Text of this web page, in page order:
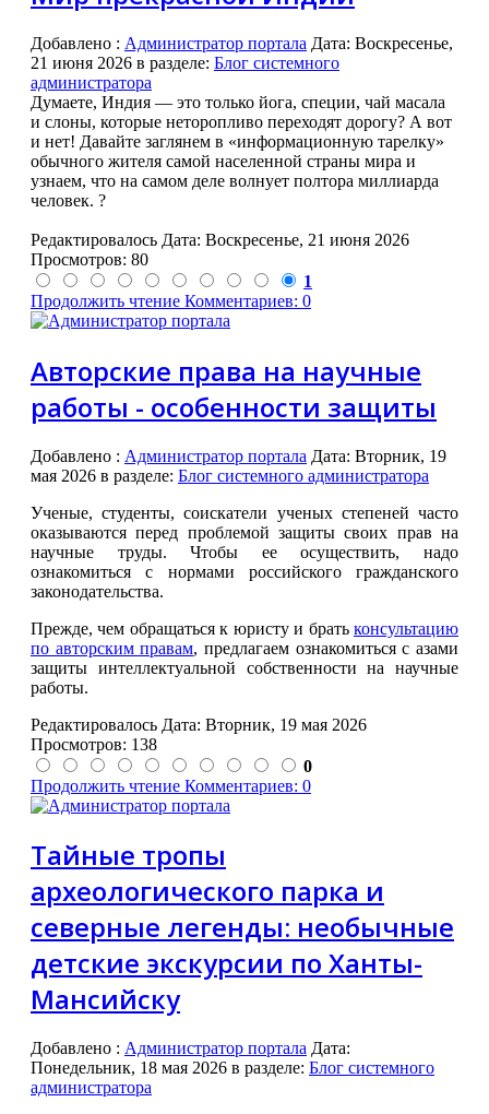
Добавлено : Администратор портала Дата: Воскресенье,
21 июня 2026 в разделе: Блог системного
администратора
Думаете, Индия — это только йога, специи, чай масала
и слоны, которые неторопливо переходят дорогу? А вот
и нет! Давайте заглянем в «информационную тарелку»
обычного жителя самой населенной страны мира и
узнаем, что на самом деле волнует полтора миллиарда
человек. ?
Редактировалось Дата: Воскресенье, 21 июня 2026
Просмотров: 80
1
Продолжить чтение Комментариев: 0
Авторские права на научные
работы - особенности защиты
Добавлено : Администратор портала Дата: Вторник, 19
мая 2026 в разделе: Блог системного администратора
Ученые, студенты, соискатели ученых степеней часто
оказываются перед проблемой защиты своих прав на
научные труды. Чтобы ее осуществить, надо
ознакомиться с нормами российского гражданского
законодательства.
Прежде, чем обращаться к юристу и брать консультацию
по авторским правам, предлагаем ознакомиться с азами
защиты интеллектуальной собственности на научные
работы.
Редактировалось Дата: Вторник, 19 мая 2026
Просмотров: 138
0
Продолжить чтение Комментариев: 0
Тайные тропы
археологического парка и
северные легенды: необычные
детские экскурсии по Ханты-
Мансийску
Добавлено : Администратор портала Дата:
Понедельник, 18 мая 2026 в разделе: Блог системного
администратора